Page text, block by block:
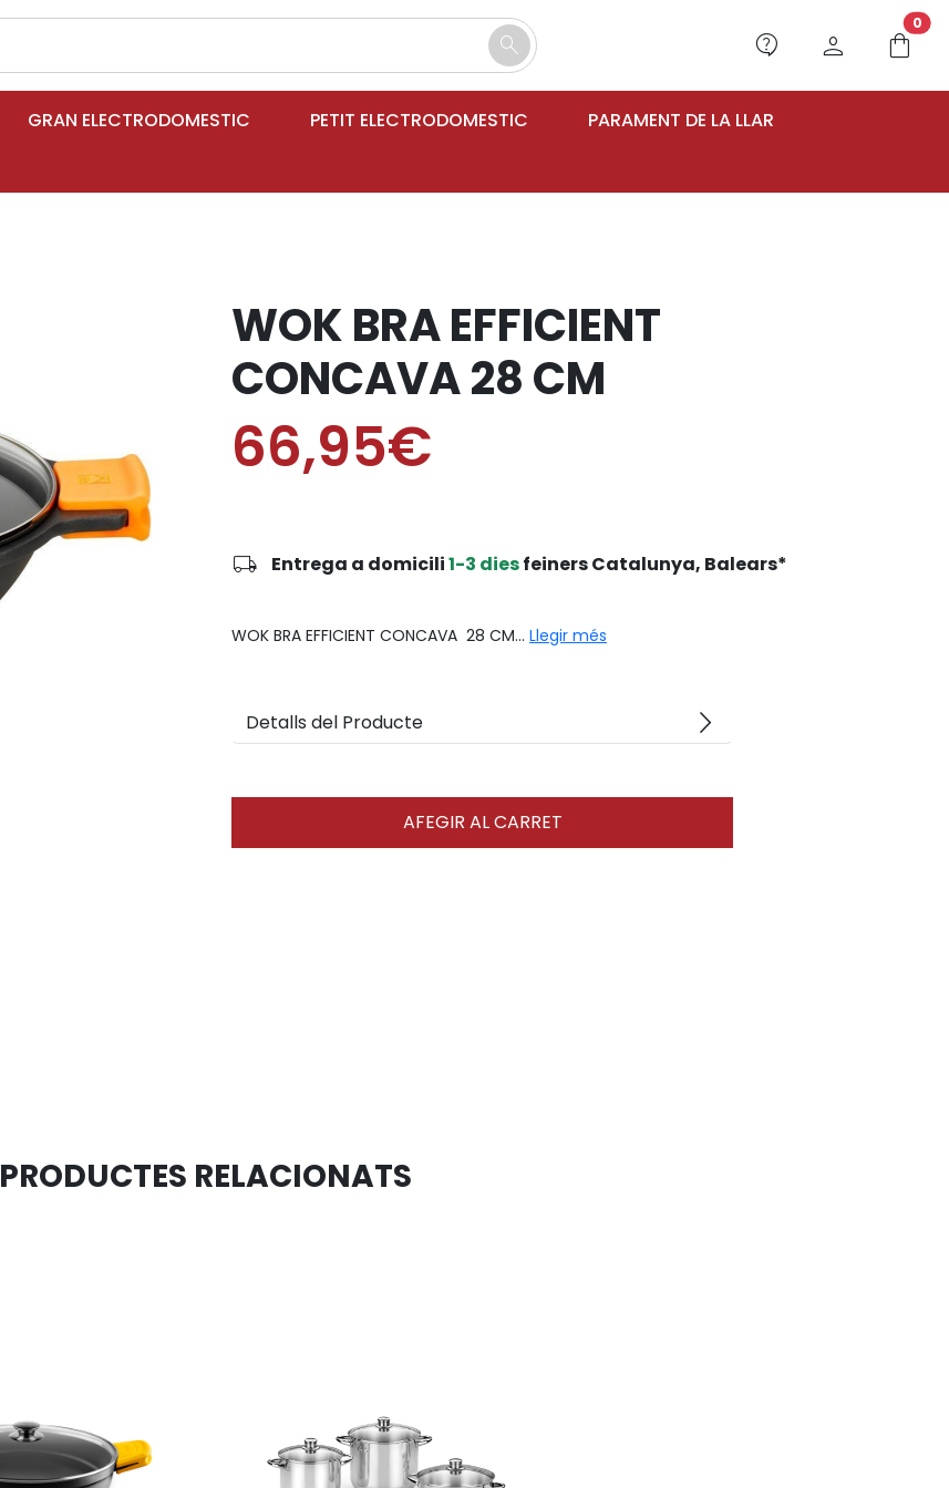
search contact_support person shopping_bag
0
GRAN ELECTRODOMESTIC PETIT ELECTRODOMESTIC
PARAMENT DE LA LLAR
WOK BRA EFFICIENT
CONCAVA 28 CM
66,95€
local_shipping Entrega a domicili1-3 diesfeiners Catalunya, Balears*
WOK BRA EFFICIENT CONCAVA 28 CM... Llegir més
Detalls del Producte arrow_forward_ios
AFEGIR AL CARRET
PRODUCTES RELACIONATS